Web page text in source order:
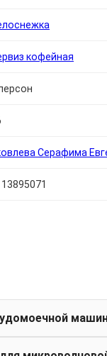
кофейная
Серафима